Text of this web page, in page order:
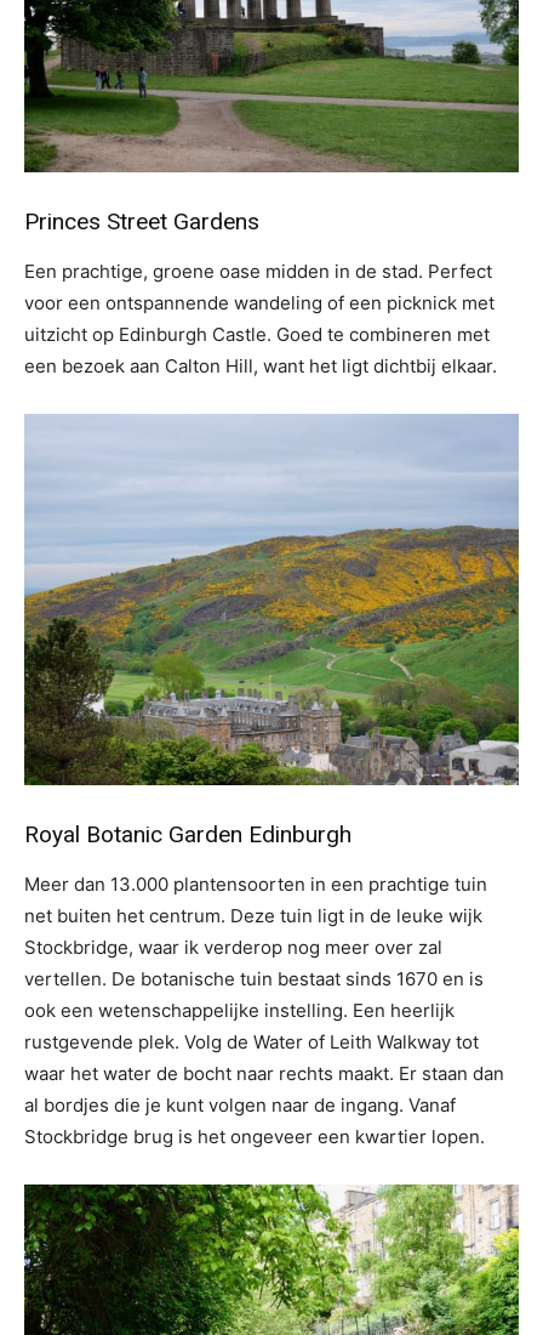
Princes Street Gardens
Een prachtige, groene oase midden in de stad. Perfect
voor een ontspannende wandeling of een picknick met
uitzicht op Edinburgh Castle. Goed te combineren met
een bezoek aan Calton Hill, want het ligt dichtbij elkaar.
Royal Botanic Garden Edinburgh
Meer dan 13.000 plantensoorten in een prachtige tuin
net buiten het centrum. Deze tuin ligt in de leuke wijk
Stockbridge, waar ik verderop nog meer over zal
vertellen. De botanische tuin bestaat sinds 1670 en is
ook een wetenschappelijke instelling. Een heerlijk
rustgevende plek. Volg de Water of Leith Walkway tot
waar het water de bocht naar rechts maakt. Er staan dan
al bordjes die je kunt volgen naar de ingang. Vanaf
Stockbridge brug is het ongeveer een kwartier lopen.